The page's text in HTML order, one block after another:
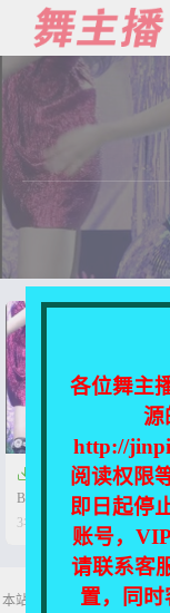
最新发布
国内主播
主播合集
充值&解压说明
用户中心

【女团饭拍】230309
Bullet+YUJU+Nicole【7V-
3年前
本站所有资源均收集自互联
各位舞主
源
http://
阅读权限
即日起停
账号，
请联系客
置，同